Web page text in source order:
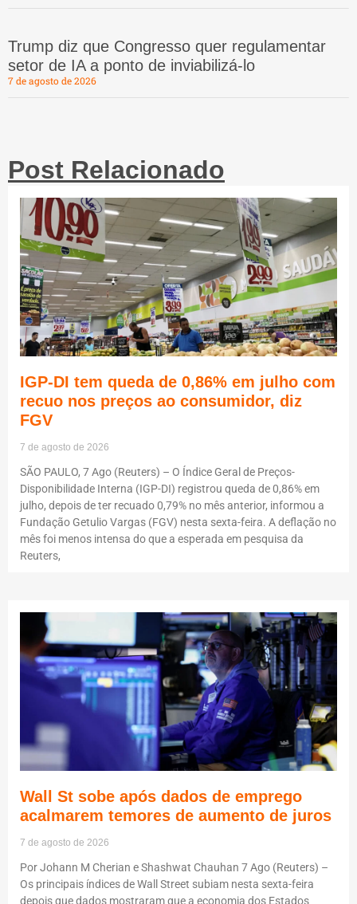
Trump diz que Congresso quer regulamentar
setor de IA a ponto de inviabilizá-lo
7 de agosto de 2026
Post Relacionado
IGP-DI tem queda de 0,86% em julho com
recuo nos preços ao consumidor, diz
FGV
7 de agosto de 2026
SÃO PAULO, 7 Ago (Reuters) – O Índice Geral de Preços-
Disponibilidade Interna (IGP-DI) registrou queda de 0,86% em
julho, depois de ter recuado 0,79% no mês anterior, informou a
Fundação Getulio Vargas (FGV) nesta sexta-feira. A deflação no
mês foi menos intensa do que a esperada em pesquisa da
Reuters,
Wall St sobe após dados de emprego
acalmarem temores de aumento de juros
7 de agosto de 2026
Por Johann M Cherian e Shashwat Chauhan 7 Ago (Reuters) –
Os principais índices de Wall Street subiam nesta sexta-feira
depois que dados mostraram que a economia dos Estados